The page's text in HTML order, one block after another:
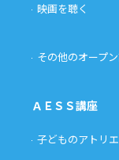
映画を聴く
その他のオープ
ＡＥＳＳ講座
子どものアトリエ